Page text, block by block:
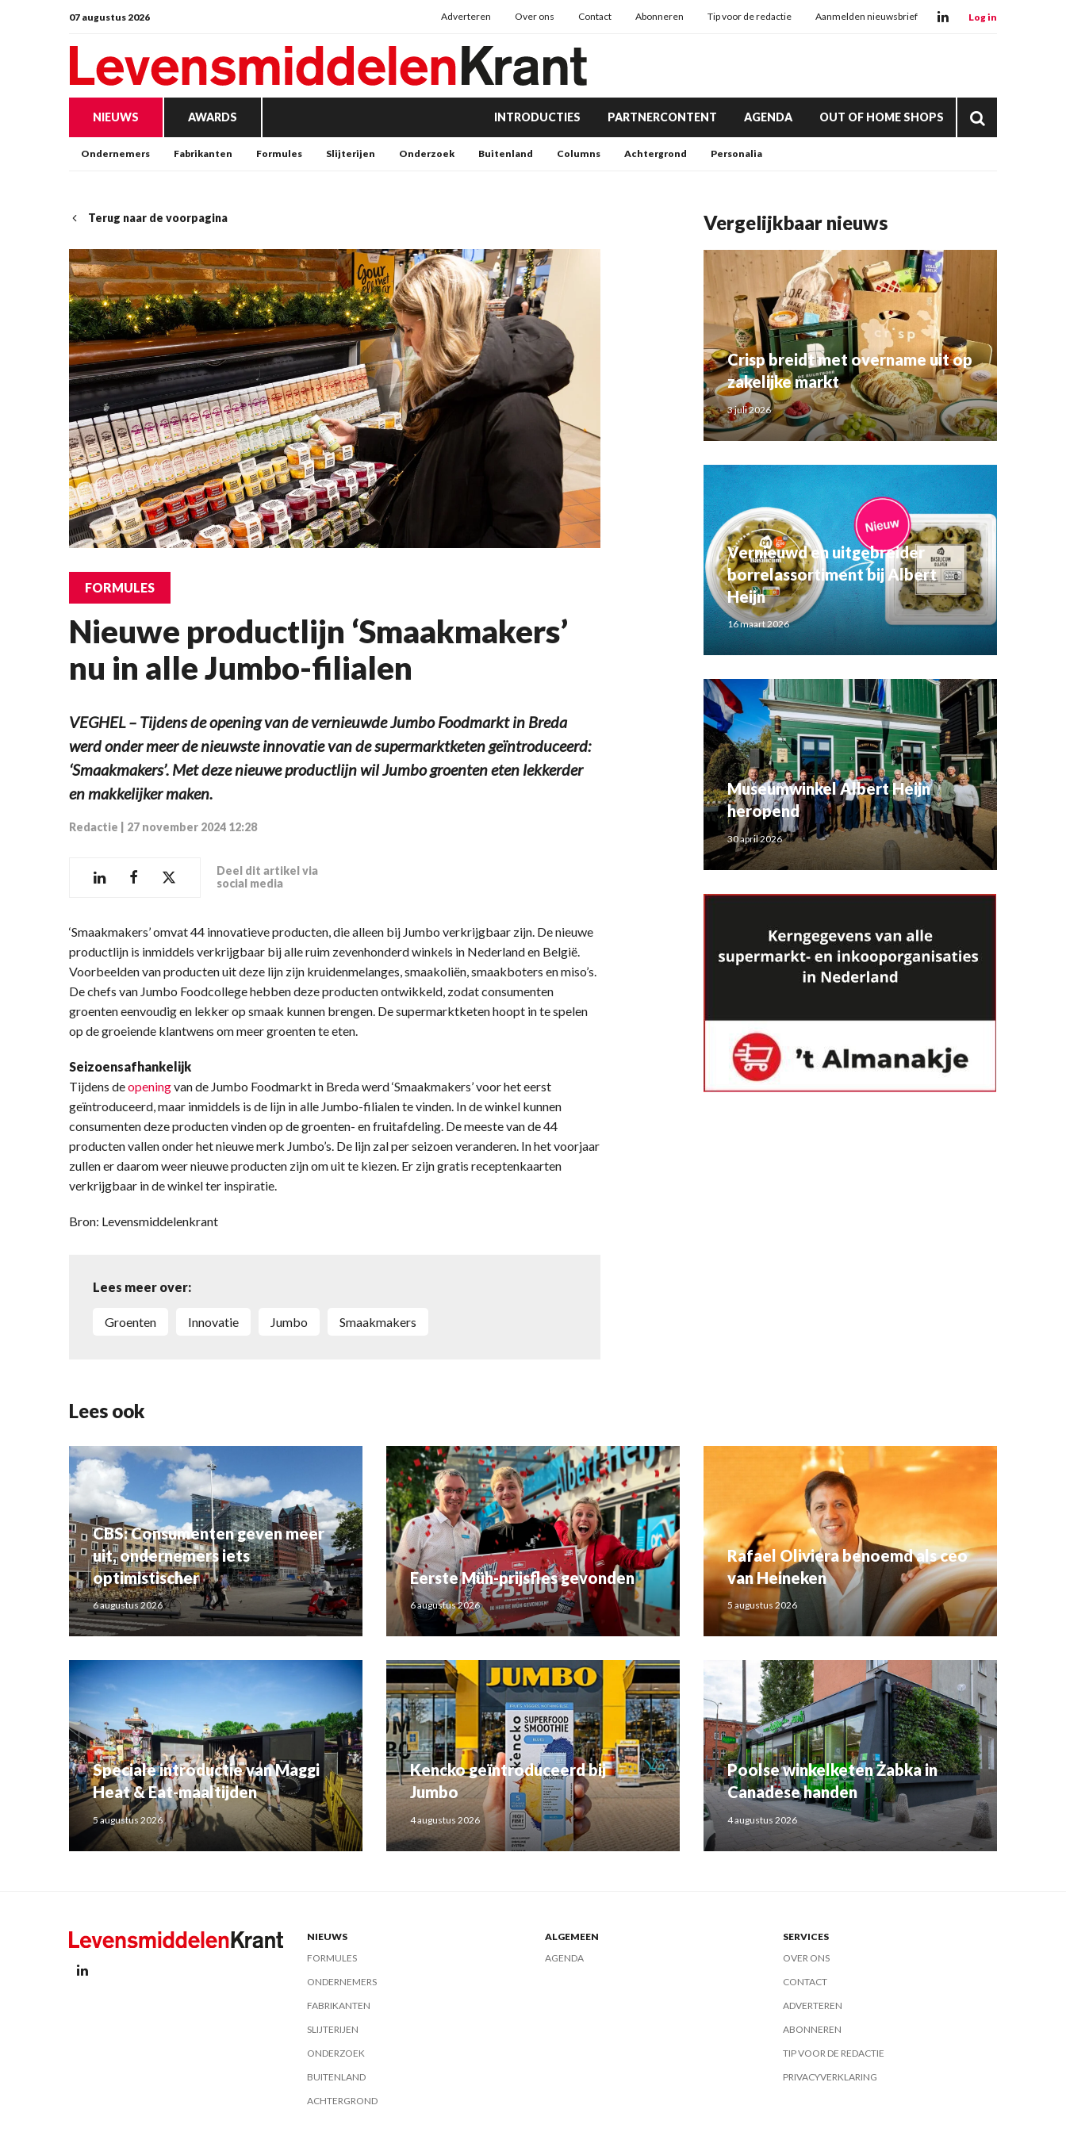
07 augustus 2026 Adverteren Over ons Contact Abonneren Tip voor de redactie Aanmelden nieuwsbrief Log in
NIEUWS AWARDS INTRODUCTIES PARTNERCONTENT AGENDA OUT OF HOME SHOPS
Ondernemers Fabrikanten Formules Slijterijen Onderzoek Buitenland Columns Achtergrond Personalia
Terug naar de voorpagina
FORMULES
Nieuwe productlijn ‘Smaakmakers’
nu in alle Jumbo-filialen
VEGHEL – Tijdens de opening van de vernieuwde Jumbo Foodmarkt in Breda
werd onder meer de nieuwste innovatie van de supermarktketen geïntroduceerd:
‘Smaakmakers’. Met deze nieuwe productlijn wil Jumbo groenten eten lekkerder
en makkelijker maken.
Redactie 27 november 2024 12:28
Deel dit artikel via
social media
‘Smaakmakers’ omvat 44 innovatieve producten, die alleen bij Jumbo verkrijgbaar zijn. De nieuwe
productlijn is inmiddels verkrijgbaar bij alle ruim zevenhonderd winkels in Nederland en België.
Voorbeelden van producten uit deze lijn zijn kruidenmelanges, smaakoliën, smaakboters en miso’s.
De chefs van Jumbo Foodcollege hebben deze producten ontwikkeld, zodat consumenten
groenten eenvoudig en lekker op smaak kunnen brengen. De supermarktketen hoopt in te spelen
op de groeiende klantwens om meer groenten te eten.
Seizoensafhankelijk
Tijdens deopeningvan de Jumbo Foodmarkt in Breda werd ‘Smaakmakers’ voor het eerst
geïntroduceerd, maar inmiddels is de lijn in alle Jumbo-filialen te vinden. In de winkel kunnen
consumenten deze producten vinden op de groenten- en fruitafdeling. De meeste van de 44
producten vallen onder het nieuwe merk Jumbo’s. De lijn zal per seizoen veranderen. In het voorjaar
zullen er daarom weer nieuwe producten zijn om uit te kiezen. Er zijn gratis receptenkaarten
verkrijgbaar in de winkel ter inspiratie.
Bron: Levensmiddelenkrant
Lees meer over:
groenten innovatie Jumbo Smaakmakers
Vergelijkbaar nieuws
Crisp breidt met overname uit op
zakelijke markt
3 juli 2026
Vernieuwd en uitgebreider
borrelassortiment bij Albert
Heijn
16 maart 2026
Museumwinkel Albert Heijn
heropend
30 april 2026
Lees ook
CBS: Consumenten geven meer
uit, ondernemers iets
optimistischer
6 augustus 2026
Eerste Müh-prijsfles gevonden
6 augustus 2026
Rafael Oliviera benoemd als ceo
van Heineken
5 augustus 2026
Speciale introductie van Maggi
Heat & Eat-maaltijden
5 augustus 2026
Kencko geïntroduceerd bij
Jumbo
4 augustus 2026
Poolse winkelketen Żabka in
Canadese handen
4 augustus 2026
NIEUWS
FORMULES
ONDERNEMERS
FABRIKANTEN
SLIJTERIJEN
ONDERZOEK
BUITENLAND
ACHTERGROND
ALGEMEEN
AGENDA
SERVICES
OVER ONS
CONTACT
ADVERTEREN
ABONNEREN
TIP VOOR DE REDACTIE
PRIVACYVERKLARING